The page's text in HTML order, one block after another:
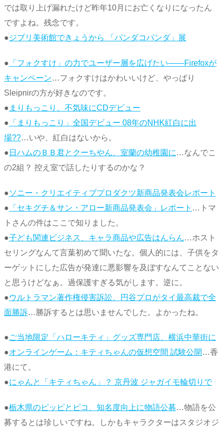
では取り上げ漏れたけど昨年10月にお亡くなりになったん
ですよね。残念です。
●ジブリ美術館できょうから 「パンダコパンダ」展
● 「フォクすけ」の力でユーザー層を広げたい――Firefoxが
キャンペーン…フォクすけはかわいいけど、やっぱり
Sleipnirの方が好きなのです。
● まりもっこり、不気味にCDデビュー
● 「まりもっこり」全国デビュー 08年のNHK紅白に出
場??…いや、紅白はないから。
● 日ハムのＢＢ君とクーちやん、室蘭の幼稚園に …なんでこ
の2組？ 控え室で話したりするのかな？
●ソニー・クリエイティブプロダクツ新商品発表会レポート
● 「セキグチ＆サン・アロー新商品発表会」レポート …トマ
トさんの件はここで知りました。
●子ども関連ビジネス、キャラ商品や広告はんらん…ホスト
セリングなんて言葉初めて聞いたな。個人的には、子供をタ
ーゲットにした広告が発達に悪影響を及ぼすなんてことない
と思うけどなぁ。過保護すぎる気がします。逆に。
●ウルトラマン著作権侵害訴訟、円谷プロがタイ最高裁で全
面勝訴…勝訴するとは思いませんでした。よかったね。
●ご当地限定「ハローキティ」グッズ専門店、横浜中華街に
●オンラインゲーム：キティちゃんの仮想空間 試験公開 …香
港にて。
●にゃんと「キティちゃん」？ 京丹波 ジャガイモ輪切りで
●栃木県のピッピとピコ、知名度向上に物語公募…物語を公
募するとは珍しいですね。しかもキャラクターはスタジオジ